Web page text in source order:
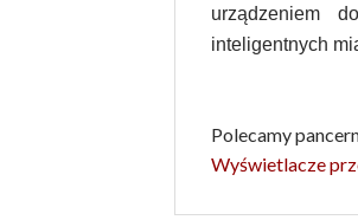
urządzeniem
inteligentnych
Polecamy
Wyświetlacze